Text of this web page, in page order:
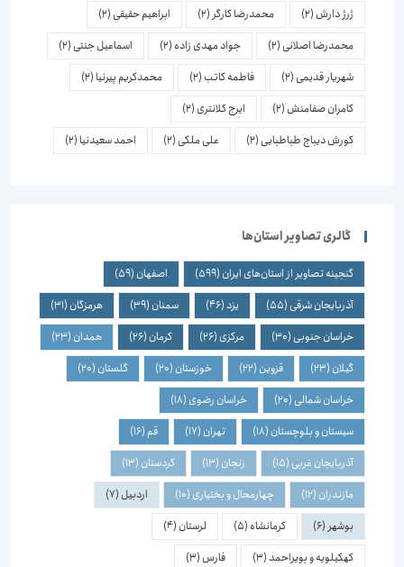
ژرژ دارش(2) محمدرضا کارگر(2) ابراهیم حقیقی(2)
محمدرضا اصلانی(2) جواد مهدی زاده(2) اسماعیل جنتی(2)
شهریار قدیمی(2) فاطمه کاتب(2) محمدکریم پیرنیا(2)
کامران صفامنش(2) ایرج کلانتری(2)
کورش دیباج طباطبایی(2) علی ملکی(2) احمد سعیدنیا(2)
گالری تصاویر استان‌ها
گنجینه تصاویر از استان‌های ایران(599) اصفهان(59)
آذربایجان شرقی(55)
(46) سمنان(39) هرمزگان(31)
خراسان جنوبی(30) مرکزی(26) کرمان(26) همدان(23)
گیلان(23) قزوین(22) خوزستان(20) گلستان(20)
خراسان شمالی(20) خراسان رضوی(18)
سیستان و بلوچستان(18) تهران(17)
(16)
آذربایجان غربی(15) زنجان(13) کردستان(13)
مازندران(12) چهارمحال و بختیاری(10) اردبیل(7)
بوشهر(6) کرمانشاه(5) لرستان(4)
کهکیلویه و بویراحمد(3) فارس(3)